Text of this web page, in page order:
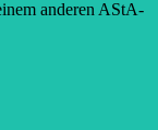
anderen AStA-